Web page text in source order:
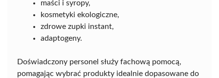
maści i syropy,
kosmetyki ekologiczne,
zdrowe zupki instant,
adaptogeny.
Doświadczony personel służy fachową pomocą,
pomagając wybrać produkty idealnie dopasowane do